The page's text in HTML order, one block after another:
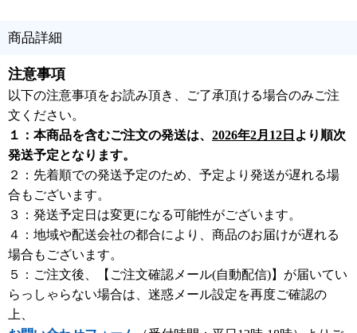
商品詳細
注意事項
以下の注意事項をお読み頂き、ご了承頂ける場合のみご注
文ください。
１：本商品を含むご注文の発送は、 2026年2月12日 より順次
発送予定となります。
２：先着順での発送予定のため、予定より発送が遅れる場
合もございます。
３：発送予定日は変更になる可能性がございます。
４：地域や配送会社の都合により、商品のお届けが遅れる
場合もございます。
５：ご注文後、【ご注文確認メール(自動配信)】が届いてい
らっしゃらない場合は、迷惑メール設定を再度ご確認の
上、